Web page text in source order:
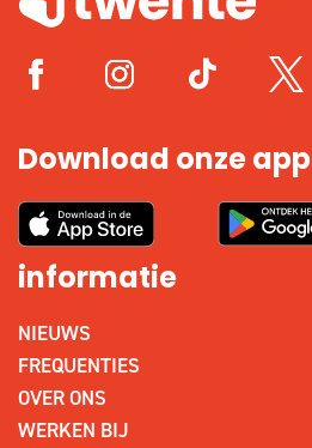
Download onze app
informatie
NIEUWS
FREQUENTIES
OVER ONS
WERKEN BIJ